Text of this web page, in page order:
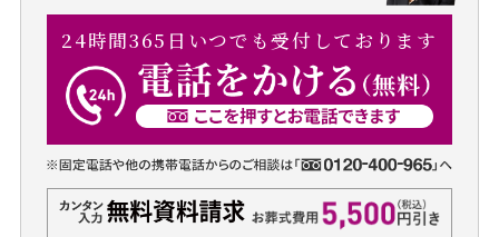
24時間365日いつでも受付しております